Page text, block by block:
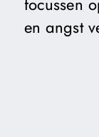
en angst